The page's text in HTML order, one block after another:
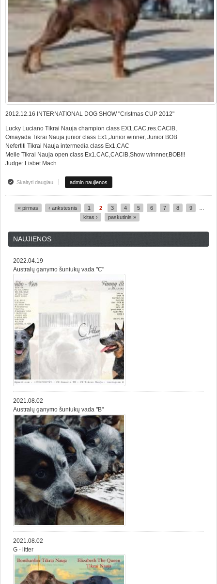
2012.12.16 INTERNATIONAL DOG SHOW "Cristmas CUP 2012"
Lucky Luciano Tikrai Nauja champion class EX1,CAC,res.CACIB,
Omayada Tikrai Nauja junior class Ex1,Junior winner, Junior BOB
Nefertiti Tikrai Nauja intermedia class Ex1,CAC
Meile Tikrai Nauja open class Ex1.CAC,CACIB,Show winnner,BOB!!!
Judge: Lisbet Mach
Skaityti daugiauapie INTERNATIONAL DOG SHOW "Cristmas CUP 2012"
admin naujienos
« pirmas ‹ ankstesnis 1 2 3 4 5 6 7 8 9
kitas ›
paskutinis »
NAUJIENOS
2022.04.19
Australų ganymo šuniukų vada "C"
2021.08.02
Australų ganymo šuniukų vada "B"
2021.08.02
G - litter